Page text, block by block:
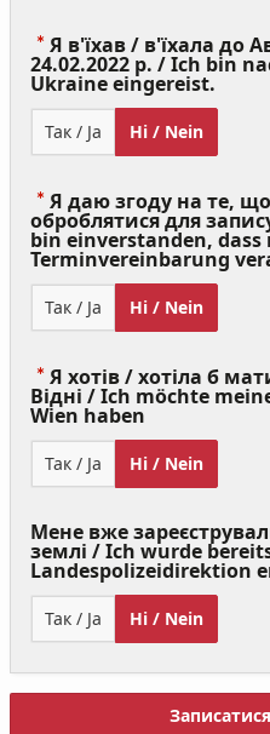
Я в'їхав / в'їхала до
24.02.2022 р. / Ich bin
Ukraine eingereist.
Так / Ja Ні / Nein
Я даю згоду на те,
оброблятися для
bin einverstanden,
Terminvereinbarung
Так / Ja Ні / Nein
Я хотів / хотіла б
Відні / Ich möchte
Wien haben
Required)
Так / Ja Ні / Nein
Мене вже
землі / Ich wurde
Landespolizeidirektion
Так / Ja Ні / Nein